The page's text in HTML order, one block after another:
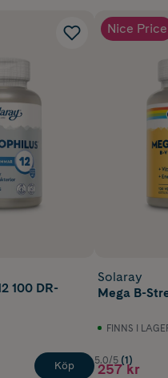
100 DR-
Köp
Nice Price
Solaray
Mega B-
FINNS I
5.0/5 (1)
257 kr